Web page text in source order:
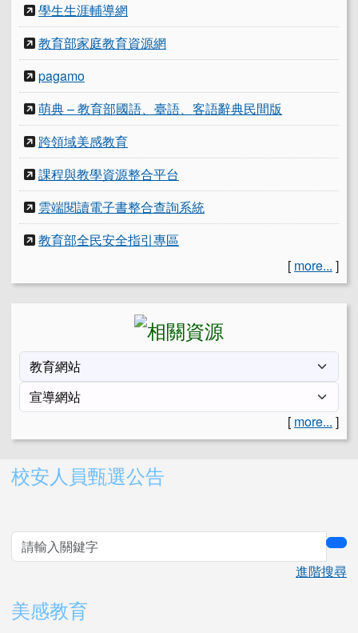
學生生涯輔導網
教育部家庭教育資源網
pagamo
萌典 – 教育部國語、臺語、客語辭典民間版
跨領域美感教育
課程與教學資源整合平台
雲端閱讀電子書整合查詢系統
教育部全民安全指引專區
[ more... ]
[ more... ]
右邊區域內容
校安人員甄選公告
進階搜尋
美感教育